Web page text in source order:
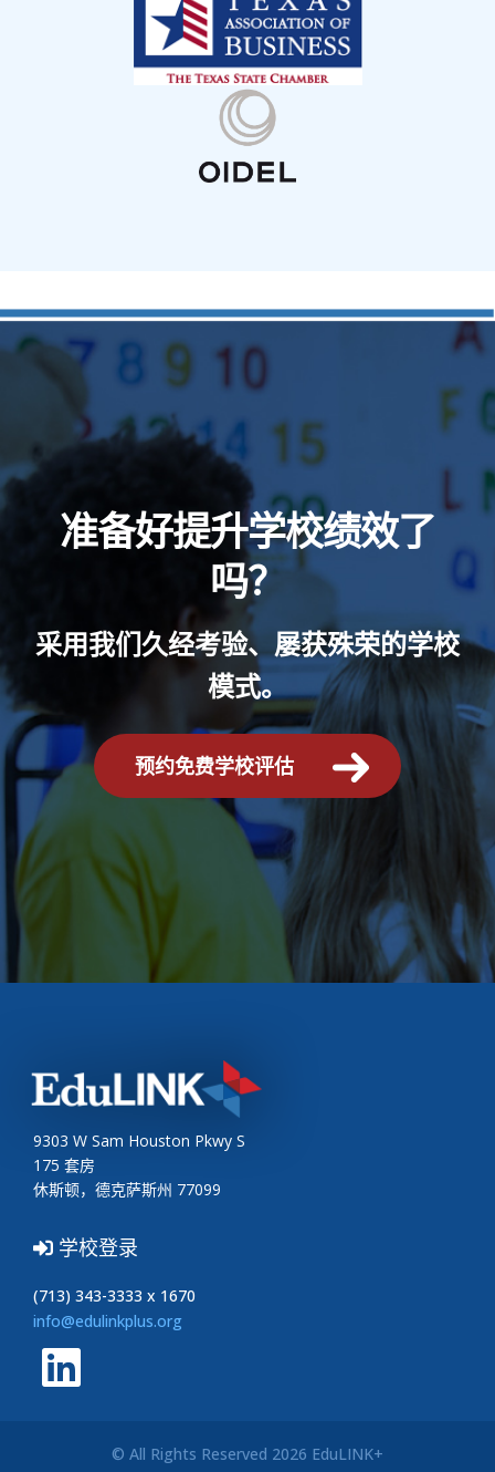
准备好提升学校绩效了
吗？
采用我们久经考验、屡获殊荣的学校
模式。
预约免费学校评估
9303 W Sam Houston Pkwy S
175 套房
休斯顿，德克萨斯州 77099
学校登录
(713) 343-3333 x 1670
info@edulinkplus.org
© All Rights Reserved 2026 EduLINK+